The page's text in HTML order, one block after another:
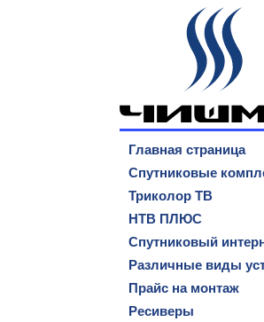
Главная страница
Спутниковые
Триколор ТВ
НТВ ПЛЮС
Спутниковый
Различные виды
Прайс на монтаж
Ресиверы